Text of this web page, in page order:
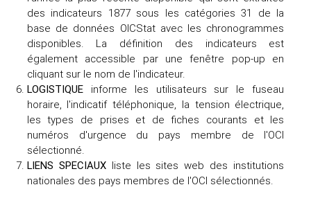
des indicateurs 1877 sous les catégories 31 de la
base de données OICStat avec les chronogrammes
disponibles. La définition des indicateurs est
également accessible par une fenêtre pop-up en
cliquant sur le nom de l'indicateur.
LOGISTIQUE informe les utilisateurs sur le fuseau
horaire, l'indicatif téléphonique, la tension électrique,
les types de prises et de fiches courants et les
numéros d'urgence du pays membre de l'OCI
sélectionné.
LIENS SPECIAUX liste les sites web des institutions
nationales des pays membres de l'OCI sélectionnés.